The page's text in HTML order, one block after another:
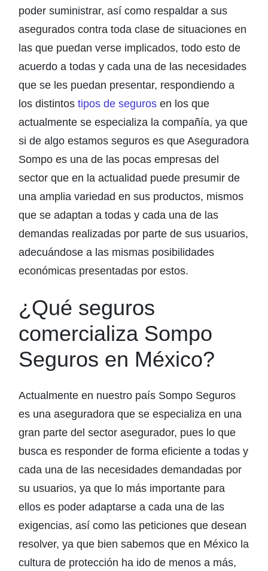
poder suministrar, así como respaldar a sus
asegurados contra toda clase de situaciones en
las que puedan verse implicados, todo esto de
acuerdo a todas y cada una de las necesidades
que se les puedan presentar, respondiendo a
los distintos tipos de seguros en los que
actualmente se especializa la compañía, ya que
si de algo estamos seguros es que Aseguradora
Sompo es una de las pocas empresas del
sector que en la actualidad puede presumir de
una amplia variedad en sus productos, mismos
que se adaptan a todas y cada una de las
demandas realizadas por parte de sus usuarios,
adecuándose a las mismas posibilidades
económicas presentadas por estos.
¿Qué seguros
comercializa Sompo
Seguros en México?
Actualmente en nuestro país Sompo Seguros
es una aseguradora que se especializa en una
gran parte del sector asegurador, pues lo que
busca es responder de forma eficiente a todas y
cada una de las necesidades demandadas por
su usuarios, ya que lo más importante para
ellos es poder adaptarse a cada una de las
exigencias, así como las peticiones que desean
resolver, ya que bien sabemos que en México la
cultura de protección ha ido de menos a más,